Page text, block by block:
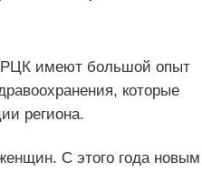
РЦК имеют большой опыт
которые
региона.
С этого года новым